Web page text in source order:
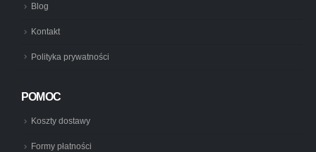
Blog
Kontakt
Polityka prywatności
POMOC
Koszty dostawy
Formy płatności